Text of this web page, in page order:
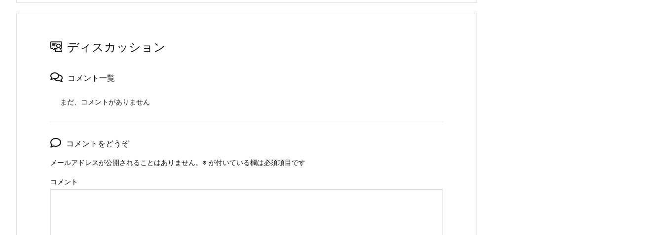
ディスカッション
コメント一覧
まだ、コメントがありません
コメントをどうぞ
メールアドレスが公開されることはありません。 ※ が付いている欄は必須項目です
コメント